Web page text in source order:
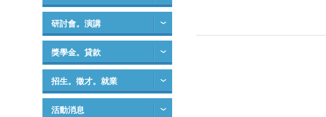
研討會。演講
獎學金。貸款
招生。徵才。就業
活動消息